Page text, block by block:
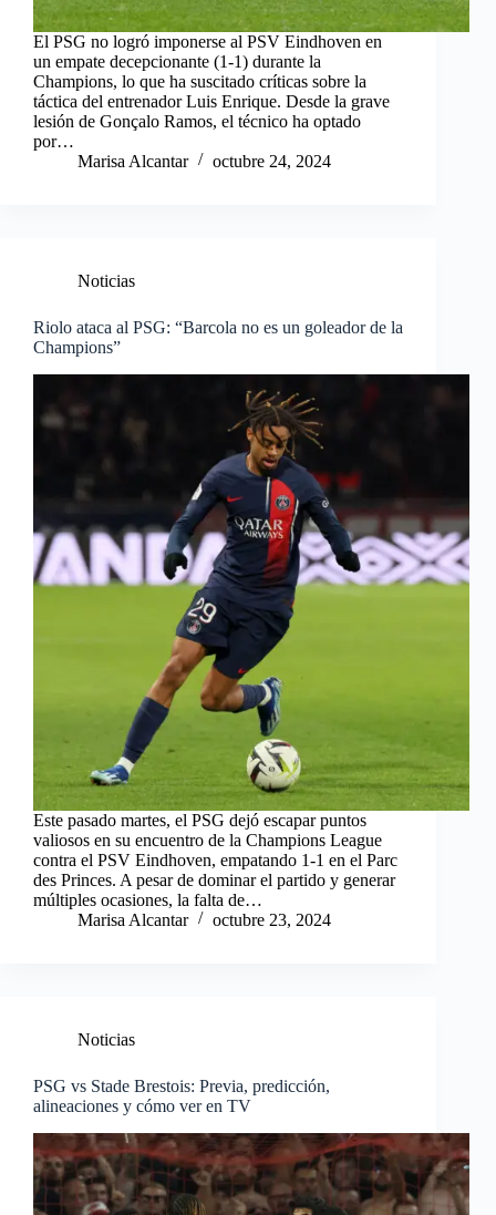
El PSG no logró imponerse al PSV Eindhoven en
un empate decepcionante (1-1) durante la
Champions, lo que ha suscitado críticas sobre la
táctica del entrenador Luis Enrique. Desde la grave
lesión de Gonçalo Ramos, el técnico ha optado
por…
Marisa Alcantar
octubre 24, 2024
Noticias
Riolo ataca al PSG: “Barcola no es un goleador de la
Champions”
Este pasado martes, el PSG dejó escapar puntos
valiosos en su encuentro de la Champions League
contra el PSV Eindhoven, empatando 1-1 en el Parc
des Princes. A pesar de dominar el partido y generar
múltiples ocasiones, la falta de…
Marisa Alcantar
octubre 23, 2024
Noticias
PSG vs Stade Brestois: Previa, predicción,
alineaciones y cómo ver en TV